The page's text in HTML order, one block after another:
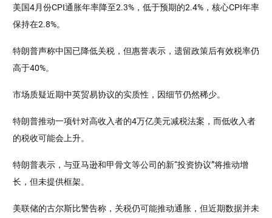
美国4月份CPI通胀年率降至2.3%，低于预期的2.4%，核心CPI年率
保持在2.8%。
特朗普声称中国已降低关税，但惠誉表示，遗留政策后有效税率仍
高于40%。
市场质疑近期中英贸易协议的实质性，因细节仍然稀少。
特朗普推动一项针对高收入者的4万亿美元减税法案，而低收入者
的税收可能会上升。
特朗普表示，与亚马逊和甲骨文等公司的新“投资协议”将推动增
长，但未提供框架。
美联储的古尔斯比警告称，关税仍可能推动通胀，但近期数据并未